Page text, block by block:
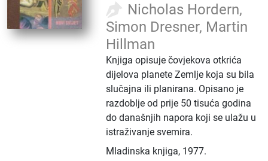
Nicholas Hordern,
Simon Dresner, Martin
Hillman
Knjiga opisuje čovjekova otkrića
dijelova planete Zemlje koja su bila
slučajna ili planirana. Opisano je
razdoblje od prije 50 tisuća godina
do današnjih napora koji se ulažu u
istraživanje svemira.
Mladinska knjiga, 1977.